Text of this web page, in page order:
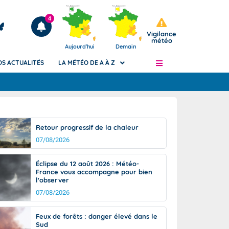
Articles
4
Aujourd'hui Demain
Vigilance
météo
de
Phénomènes dangereux de J+2 à J+7
Avertissement pluies intenses à l'échelle
des communes (Apic)
Bulletins Marine
Bulletins d'estimation du risque
d'avalanche
Météo des forêts
Vigicrues
ACTUALITÉS LA MÉTÉO DE A À Z
Retour progressif de la chaleur
07/08/2026
Éclipse du 12 août 2026 : Météo-
France vous accompagne pour bien
l'observer
07/08/2026
Feux de forêts : danger élevé dans le
Sud